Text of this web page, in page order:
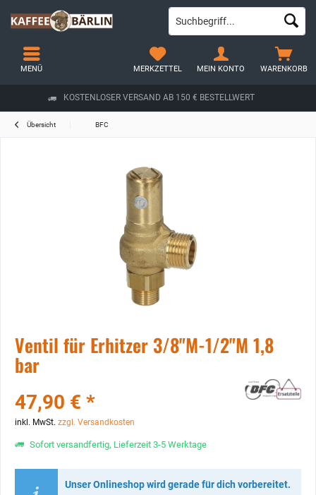
KOSTENLOSER VERSAND AB 150 € BESTELLWERT
WARENKORB
MERKZETTEL MEIN KONTO
MENÜ
Übersicht BFC
Ventil für Erhitzer 3/8"M-1/2"M 1,8
bar
47,90 € *
inkl. MwSt. zzgl. Versandkosten
Sofort versandfertig, Lieferzeit 3-5 Werktage
Unser Onlineshop wird gerade für dich vorbereitet.